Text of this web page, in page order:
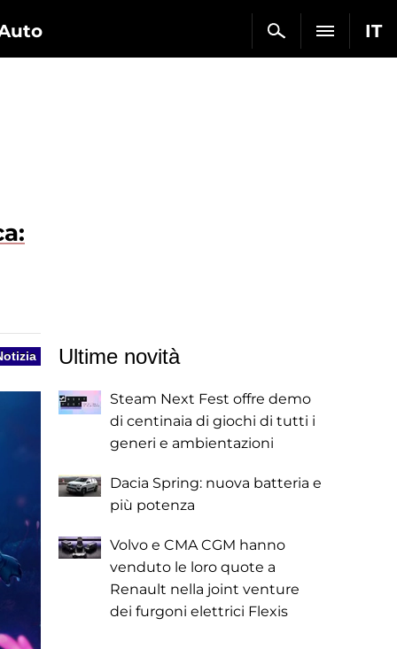
IT
Ultime novità
Steam Next Fest offre demo
di centinaia di giochi di tutti i
generi e ambientazioni
Dacia Spring: nuova batteria e
più potenza
Volvo e CMA CGM hanno
venduto le loro quote a
Renault nella joint venture
dei furgoni elettrici Flexis